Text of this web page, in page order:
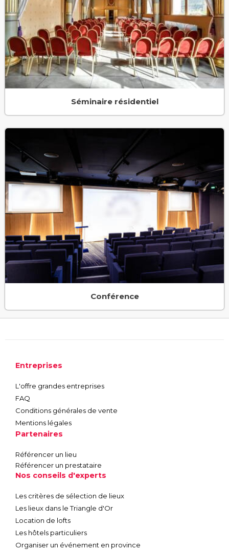
Séminaire résidentiel
Conférence
Entreprises
L'offre grandes entreprises
FAQ
Conditions générales de vente
Mentions légales
Partenaires
Référencer un lieu
Référencer un prestataire
Nos conseils d'experts
Les critères de sélection de lieux
Les lieux dans le Triangle d'Or
Location de lofts
Les hôtels particuliers
Organiser un événement en province